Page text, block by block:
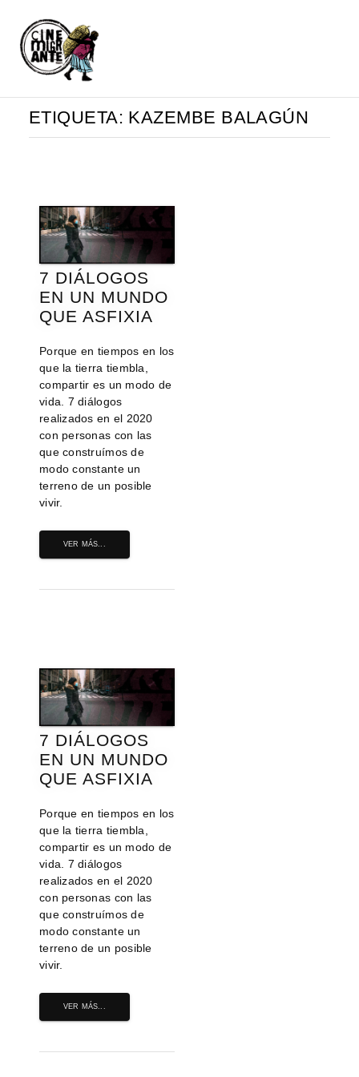
ETIQUETA: KAZEMBE BALAGÚN
7 DIÁLOGOS
EN UN MUNDO
QUE ASFIXIA
Porque en tiempos en los
que la tierra tiembla,
compartir es un modo de
vida. 7 diálogos
realizados en el 2020
con personas con las
que construímos de
modo constante un
terreno de un posible
vivir.
VER MÁS...
7 DIÁLOGOS
EN UN MUNDO
QUE ASFIXIA
Porque en tiempos en los
que la tierra tiembla,
compartir es un modo de
vida. 7 diálogos
realizados en el 2020
con personas con las
que construímos de
modo constante un
terreno de un posible
vivir.
VER MÁS...